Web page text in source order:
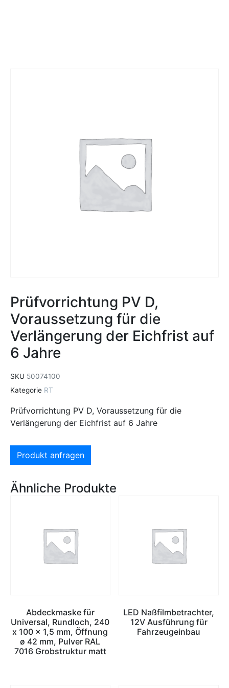
Prüfvorrichtung PV D,
Voraussetzung für die
Verlängerung der Eichfrist auf
6 Jahre
SKU 50074100
Kategorie RT
Prüfvorrichtung PV D, Voraussetzung für die
Verlängerung der Eichfrist auf 6 Jahre
Produkt anfragen
Ähnliche Produkte
Abdeckmaske für
Universal, Rundloch, 240
x 100 x 1,5 mm, Öffnung
ø 42 mm, Pulver RAL
7016 Grobstruktur matt
LED Naßfilmbetrachter,
12V Ausführung für
Fahrzeugeinbau